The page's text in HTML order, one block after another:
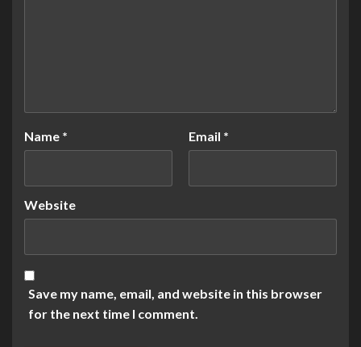
Name * Email *
Website
Save my name, email, and website in this browser
for the next time I comment.